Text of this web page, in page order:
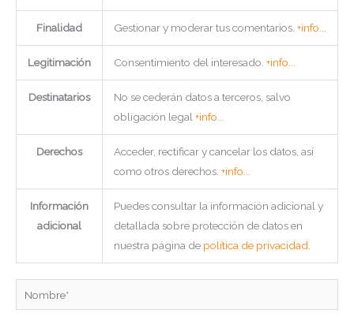
Finalidad Gestionar y moderar tus comentarios. +info...
Legitimación Consentimiento del interesado. +info...
Destinatarios
No se cederán datos a terceros, salvo
obligación legal +info...
Derechos
Acceder, rectificar y cancelar los datos, así
como otros derechos. +info...
Información
adicional
Puedes consultar la información adicional y
detallada sobre protección de datos en
nuestra página de política de privacidad
Nombre*